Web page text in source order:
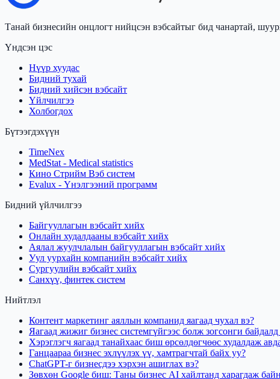
Танай бизнесийн онцлогт нийцсэн вэбсайтыг бид чанартай,
Үндсэн цэс
Нүүр хуудас
Бидний тухай
Бидний хийсэн вэбсайт
Үйлчилгээ
Холбогдох
Бүтээгдэхүүн
TimeNex
MedStat - Medical statistics
Кино Стрийм Вэб систем
Evalux - Үнэлгээний программ
Бидний үйлчилгээ
Байгууллагын вэбсайт хийх
Онлайн худалдааны вэбсайт хийх
Аялал жуулчлалын байгууллагын вэбсайт хийх
Уул уурхайн компанийн вэбсайт хийх
Сургуулийн вэбсайт хийх
Санхүү, финтек систем
Нийтлэл
Контент маркетинг аяллын компанид яагаад чухал вэ?
Яагаад жижиг бизнес системгүйгээс болж зогсонги байдалд
Хэрэглэгч яагаад танайхаас биш өрсөлдөгчөөс худалдаж
Ганцаараа бизнес эхлүүлэх үү, хамтрагчтай байх уу?
ChatGPT-г бизнесдээ хэрхэн ашиглах вэ?
Зөвхөн Google биш: Таны бизнес AI хайлтанд харагдаж